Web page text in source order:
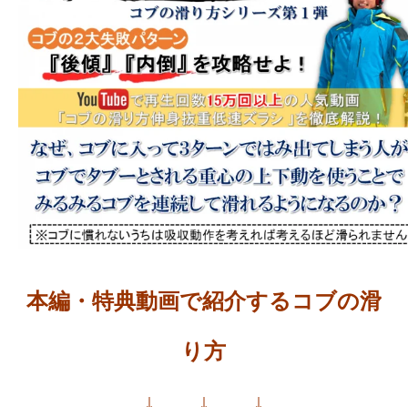
本編・特典動画で紹介するコブの滑
り方
↓ ↓ ↓